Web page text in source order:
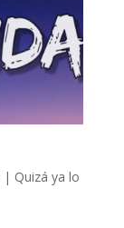
| Quizá ya lo